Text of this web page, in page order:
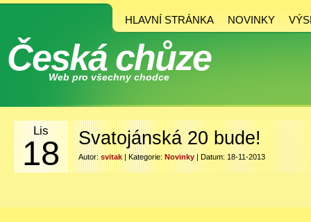
HLAVNÍ STRÁNKA NOVINKY
Česká chůze
Web pro všechny chodce
Lis
18 Svatojánská 20 bude!
Autor: svitak | Kategorie: Novinky | Datum: 18-11-2013